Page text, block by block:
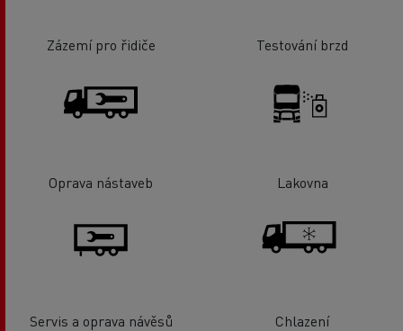
Zázemí pro řidiče Testování brzd
Oprava nástaveb Lakovna
Servis a oprava návěsů Chlazení